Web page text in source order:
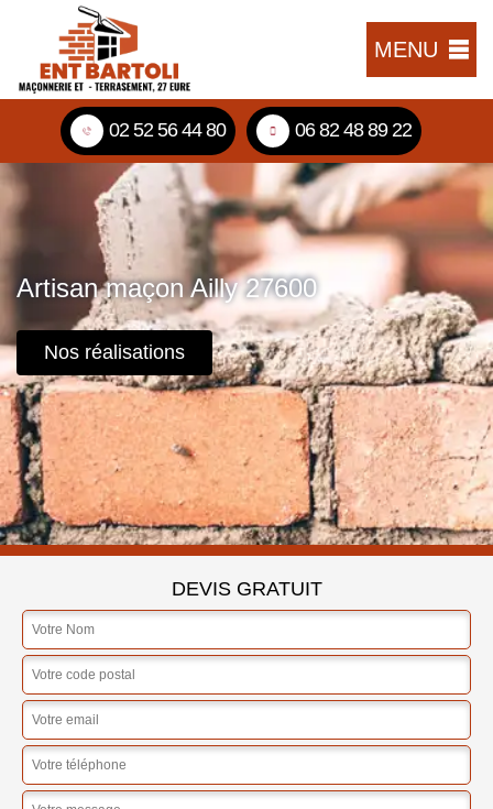
MENU
02 52 56 44 80 06 82 48 89 22
Artisan maçon Ailly 27600
Nos réalisations
DEVIS GRATUIT